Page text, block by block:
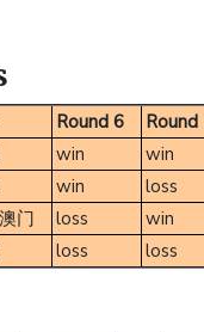
Round 6
Round
win
win
win
loss
门 loss
win
loss loss